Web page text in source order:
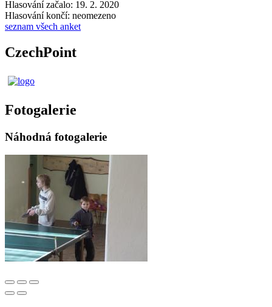
Hlasování začalo: 19. 2. 2020
Hlasování končí: neomezeno
seznam všech anket
CzechPoint
Fotogalerie
Náhodná fotogalerie